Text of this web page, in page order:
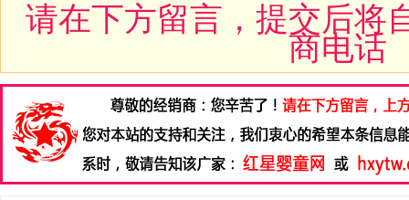
请在下方留言，提交后将
商电话